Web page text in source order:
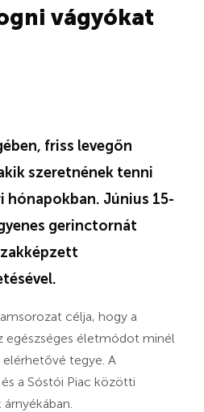
vágyókat
friss levegőn
szeretnének tenni
hónapokban. Június 15-
gerinctornát
célja, hogy a
egészséges életmódot minél
elérhetővé tegye. A
a Sóstói Piac közötti